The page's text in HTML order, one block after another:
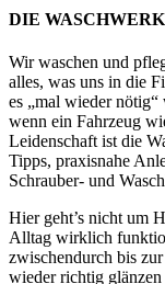
DIE
Wir waschen und
alles, was uns in die
es „mal wieder
wenn ein Fahrzeug
Leidenschaft ist die
Tipps, praxisnahe
Schrauber- und
Hier geht’s nicht um
Alltag wirklich
zwischendurch bis
wieder richtig glänzen